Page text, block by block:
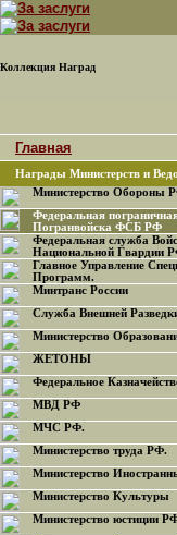
Коллекция Наград
Главная
Награды Министерств и
Министерство Обороны
Федеральная
Погранвойска ФСБ РФ
Федеральная служба
Национальной Гвардии
Главное Управление
Программ.
Минтранс России
Служба Внешней
Министерство
ЖЕТОНЫ
Федеральное
МВД РФ
МЧС РФ.
Министерство труда РФ.
Министерство
Министерство Культуры
Министерство юстиции